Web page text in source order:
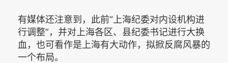
有媒体还注意到，此前“上海纪委对内设机构进
行调整”，并对上海各区、县纪委书记进行大换
血，也可看作是上海有大动作，拟掀反腐风暴的
一个布局。